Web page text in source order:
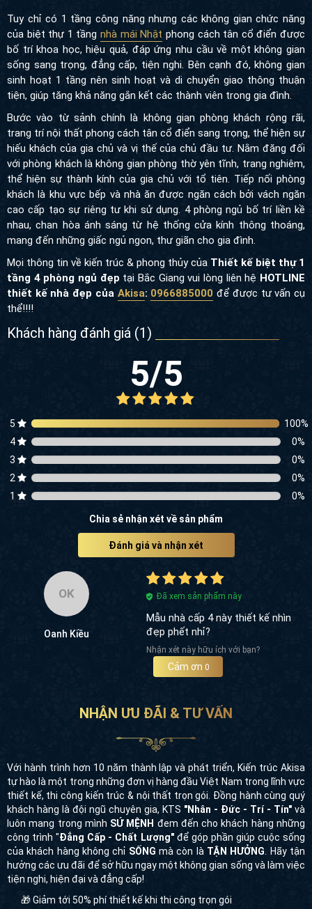
Tuy chỉ có 1 tầng công năng nhưng các không gian chức năng
của biệt thự 1 tầngnhà mái Nhật phong cách tân cổ điển được
bố trí khoa học, hiệu quả, đáp ứng nhu cầu về một không gian
sống sang trọng, đẳng cấp, tiện nghi. Bên cạnh đó, không gian
sinh hoạt 1 tầng nên sinh hoạt và di chuyển giao thông thuận
tiện, giúp tăng khả năng gắn kết các thành viên trong gia đình.
Bước vào từ sảnh chính là không gian phòng khách rộng rãi,
trang trí nội thất phong cách tân cổ điển sang trọng, thể hiện sự
hiếu khách của gia chủ và vị thế của chủ đầu tư. Nằm đăng đối
với phòng khách là không gian phòng thờ yên tĩnh, trang nghiêm,
thể hiện sự thành kính của gia chủ với tổ tiên. Tiếp nối phòng
khách là khu vực bếp và nhà ăn được ngăn cách bởi vách ngăn
cao cấp tạo sự riêng tư khi sử dụng. 4 phòng ngủ bố trí liền kề
nhau, chan hòa ánh sáng từ hệ thống cửa kính thông thoáng,
mang đến những giấc ngủ ngon, thư giãn cho gia đình.
Mọi thông tin về kiến trúc & phong thủy của Thiết kế biệt thự 1
tầng 4 phòng ngủ đẹp tại Bắc Giang vui lòng liên hệ HOTLINE
thiết kế nhà đẹp của Akisa: 0966885000 để được tư vấn cụ
thể!!!!
Khách hàng đánh giá (1)
5/5
5 100%
4
0%
3
0%
2
0%
1
0%
Chia sẻ nhận xét về sản phẩm
Đánh giá và nhận xét
OK
Oanh Kiều
Đã xem sản phẩm này
Mẫu nhà cấp 4 này thiết kế nhìn
đẹp phết nhỉ?
Nhận xét này hữu ích với bạn?
Cảm ơn 0
NHẬN ƯU ĐÃI & TƯ VẤN
Với hành trình hơn 10 năm thành lập và phát triển, Kiến trúc Akisa
tự hào là một trong những đơn vị hàng đầu Việt Nam trong lĩnh vực
thiết kế, thi công kiến trúc & nội thất trọn gói. Đồng hành cùng quý
khách hàng là đội ngũ chuyên gia, KTS "Nhân - Đức - Trí - Tín" và
luôn mang trong mình SỨ MỆNH đem đến cho khách hàng những
công trình "Đẳng Cấp - Chất Lượng"để góp phần giúp cuộc sống
của khách hàng không chỉ SỐNG mà còn là TẬN HƯỞNG . Hãy tận
hưởng các ưu đãi để sở hữu ngay một không gian sống và làm việc
tiện nghi, hiện đại và đẳng cấp!
🎁 Giảm tới 50% phí thiết kế khi thi công trọn gói